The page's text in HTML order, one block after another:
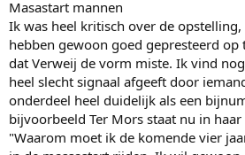
Masastart mannen
Ik was heel kritisch over de
hebben gewoon goed gepresteerd op
dat Verweij de vorm miste. Ik vind
heel slecht signaal afgeeft door
onderdeel heel duidelijk als een
bijvoorbeeld Ter Mors staat nu in haar
"Waarom moet ik de komende vier